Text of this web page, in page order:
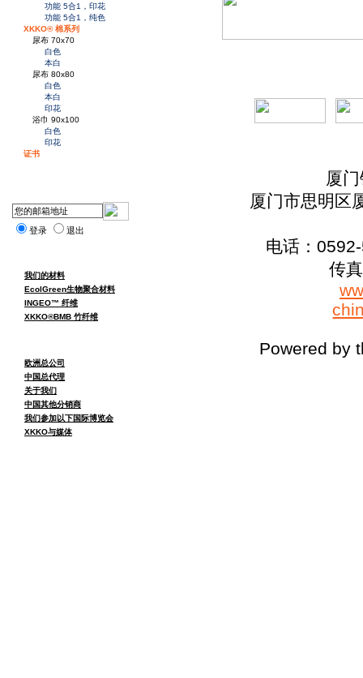
功能 5合1，印花
功能 5合1，纯色
XKKO® 棉系列
尿布 70x70
白色
本白
尿布 80x80
白色
本白
印花
浴巾 90x100
白色
印花
证书
登录 退出
我们的材料
EcolGreen生物聚合材料
INGEO™ 纤维
XKKO®BMB 竹纤维
欧洲总公司
中国总代理
关于我们
中国其他分销商
我们参加以下国际博览会
XKKO与媒体
厦
厦门市思明区
电话：
传
Powered by